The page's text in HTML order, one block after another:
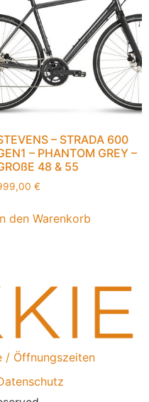
– STRADA 600
– PHANTOM GREY –
48 & 55
€
den Warenkorb
/ Öffnungszeiten